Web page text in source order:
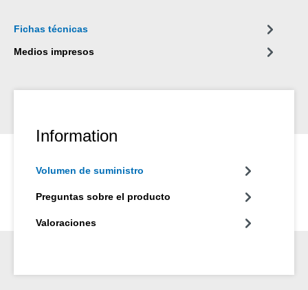
Fichas técnicas
Medios impresos
Information
Volumen de suministro
Preguntas sobre el producto
Valoraciones